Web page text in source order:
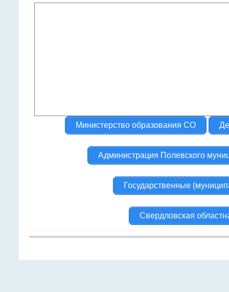
Министерство образования СО
Администрация Полевского
Государственные
Свердловская